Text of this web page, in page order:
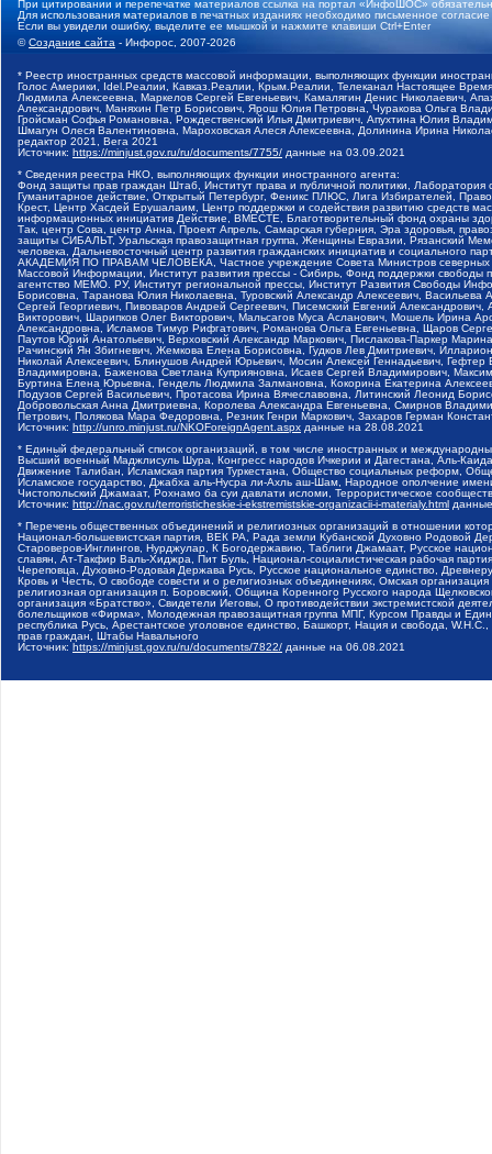
При цитировании и перепечатке материалов ссылка на портал «ИнфоШОС»
Для использования материалов в печатных изданиях необходимо письменное
Если вы увидели ошибку, выделите ее мышкой и нажмите клавиши Ctrl+Enter
©Создание сайта - Инфорос, 2007-2026
* Реестр иностранных средств массовой информации, выполняющих функции
Голос Америки, Idel.Реалии, Кавказ.Реалии, Крым.Реалии, Телеканал Настоящее
Людмила Алексеевна, Маркелов Сергей Евгеньевич, Камалягин Денис Николаевич,
Александрович, Маняхин Петр Борисович, Ярош Юлия Петровна, Чуракова Ольга
Гройсман Софья Романовна, Рождественский Илья Дмитриевич, Апухтина Юлия
Шмагун Олеся Валентиновна, Мароховская Алеся Алексеевна, Долинина Ирина
редактор 2021, Вега 2021
Источник: https://minjust.gov.ru/ru/documents/7755/ данные на 03.09.2021
* Сведения реестра НКО, выполняющих функции иностранного агента:
Фонд защиты прав граждан Штаб, Институт права и публичной политики,
Гуманитарное действие, Открытый Петербург, Феникс ПЛЮС, Лига Избирателей,
Крест, Центр Хасдей Ерушалаим, Центр поддержки и содействия развитию средств
информационных инициатив Действие, ВМЕСТЕ, Благотворительный фонд охраны
Так, центр Сова, центр Анна, Проект Апрель, Самарская губерния, Эра здоровья,
защиты СИБАЛЬТ, Уральская правозащитная группа, Женщины Евразии, Рязанский
человека, Дальневосточный центр развития гражданских инициатив и социального
АКАДЕМИЯ ПО ПРАВАМ ЧЕЛОВЕКА, Частное учреждение Совета Министров северных
Массовой Информации, Институт развития прессы - Сибирь, Фонд поддержки
агентство МЕМО. РУ, Институт региональной прессы, Институт Развития Свободы
Борисовна, Таранова Юлия Николаевна, Туровский Александр Алексеевич,
Сергей Георгиевич, Пивоваров Андрей Сергеевич, Писемский Евгений
Викторович, Шарипков Олег Викторович, Мальсагов Муса Асланович, Мошель Ирина
Александровна, Исламов Тимур Рифгатович, Романова Ольга Евгеньевна, Щаров
Паутов Юрий Анатольевич, Верховский Александр Маркович, Пислакова-Паркер
Рачинский Ян Збигневич, Жемкова Елена Борисовна, Гудков Лев Дмитриевич,
Николай Алексеевич, Блинушов Андрей Юрьевич, Мосин Алексей Геннадьевич,
Владимировна, Баженова Светлана Куприяновна, Исаев Сергей Владимирович,
Буртина Елена Юрьевна, Гендель Людмила Залмановна, Кокорина Екатерина
Подузов Сергей Васильевич, Протасова Ирина Вячеславовна, Литинский Леонид
Добровольская Анна Дмитриевна, Королева Александра Евгеньевна, Смирнов
Петрович, Полякова Мара Федоровна, Резник Генри Маркович, Захаров Герман
Источник: http://unro.minjust.ru/NKOForeignAgent.aspx данные на 28.08.2021
* Единый федеральный список организаций, в том числе иностранных и
Высший военный Маджлисуль Шура, Конгресс народов Ичкерии и Дагестана, Аль-
Движение Талибан, Исламская партия Туркестана, Общество социальных реформ,
Исламское государство, Джабха аль-Нусра ли-Ахль аш-Шам, Народное ополчение
Чистопольский Джамаат, Рохнамо ба суи давлати исломи, Террористическое
Источник: http://nac.gov.ru/terroristicheskie-i-ekstremistskie-organizacii-i-materialy.html
* Перечень общественных объединений и религиозных организаций в отношении
Национал-большевистская партия, ВЕК РА, Рада земли Кубанской Духовно Родовой
Староверов-Инглингов, Нурджулар, К Богодержавию, Таблиги Джамаат, Русское
славян, Ат-Такфир Валь-Хиджра, Пит Буль, Национал-социалистическая рабочая
Череповца, Духовно-Родовая Держава Русь, Русское национальное единство,
Кровь и Честь, О свободе совести и о религиозных объединениях, Омская
религиозная организация п. Боровский, Община Коренного Русского народа
организация «Братство», Свидетели Иеговы, О противодействии экстремистской
болельщиков «Фирма», Молодежная правозащитная группа МПГ, Курсом Правды и
республика Русь, Арестантское уголовное единство, Башкорт, Нация и свобода,
прав граждан, Штабы Навального
Источник: https://minjust.gov.ru/ru/documents/7822/ данные на 06.08.2021